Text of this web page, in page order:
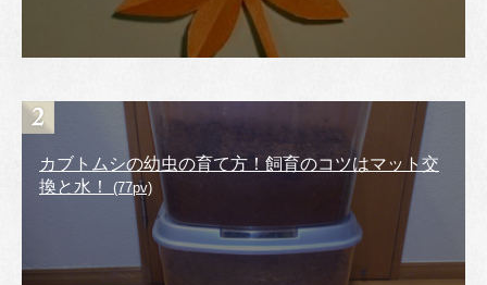
カブトムシの幼虫の育て方！飼育のコツはマット交
換と水！
(77pv)